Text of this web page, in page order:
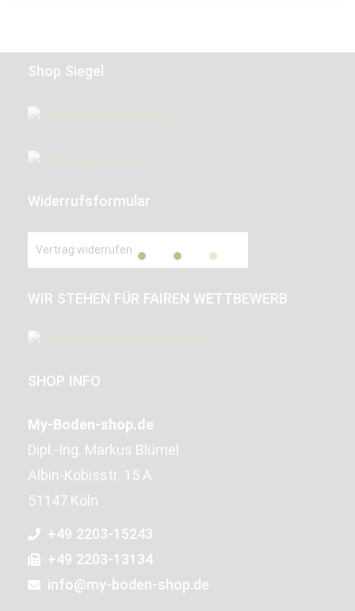
Shop Siegel
Widerrufsformular
Vertrag widerrufen
WIR STEHEN FÜR FAIREN WETTBEWERB
SHOP INFO
My-Boden-shop.de
Dipl.-Ing. Markus Blümel
Albin-Köbisstr. 15 A
51147 Köln
+49 2203-15243
+49 2203-13134
info@my-boden-shop.de